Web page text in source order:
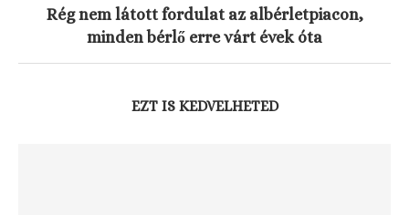
Rég nem látott fordulat az albérletpiacon,
minden bérlő erre várt évek óta
EZT IS KEDVELHETED